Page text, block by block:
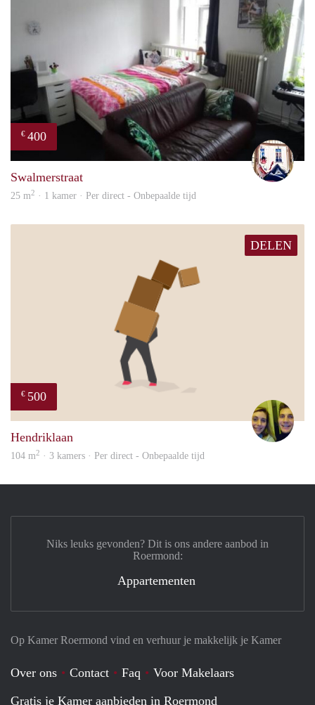
€ 400
Swalmerstraat
25 m2 · 1 kamer · Per direct - Onbepaalde tijd
DELEN
€ 500
Hendriklaan
104 m2 · 3 kamers · Per direct - Onbepaalde tijd
Op Kamer Roermond vind en verhuur je makkelijk je Kamer
Over ons Contact Faq
Voor Makelaars
Gratis je Kamer aanbieden in Roermond
Niks leuks gevonden? Dit is ons andere aanbod in
Roermond:
Appartementen